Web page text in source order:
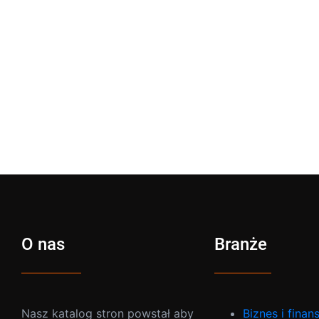
O nas
Nasz katalog stron powstał aby
Branże
Biznes i